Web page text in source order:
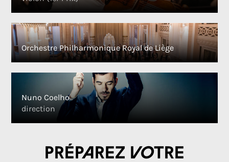
Orchestre Philharmonique Royal de Liège
Nuno Coelho
direction
Préparez votre